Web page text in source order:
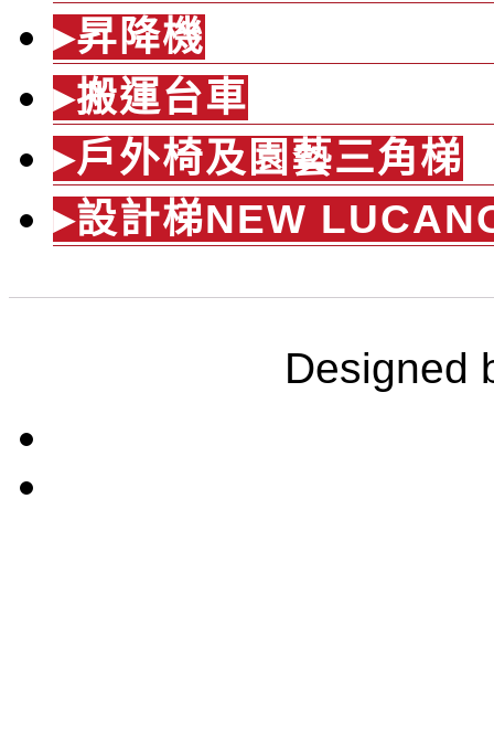
▸昇降機
▸搬運台車
▸戶外椅及園藝三角梯
▸設計梯NEW
Designed